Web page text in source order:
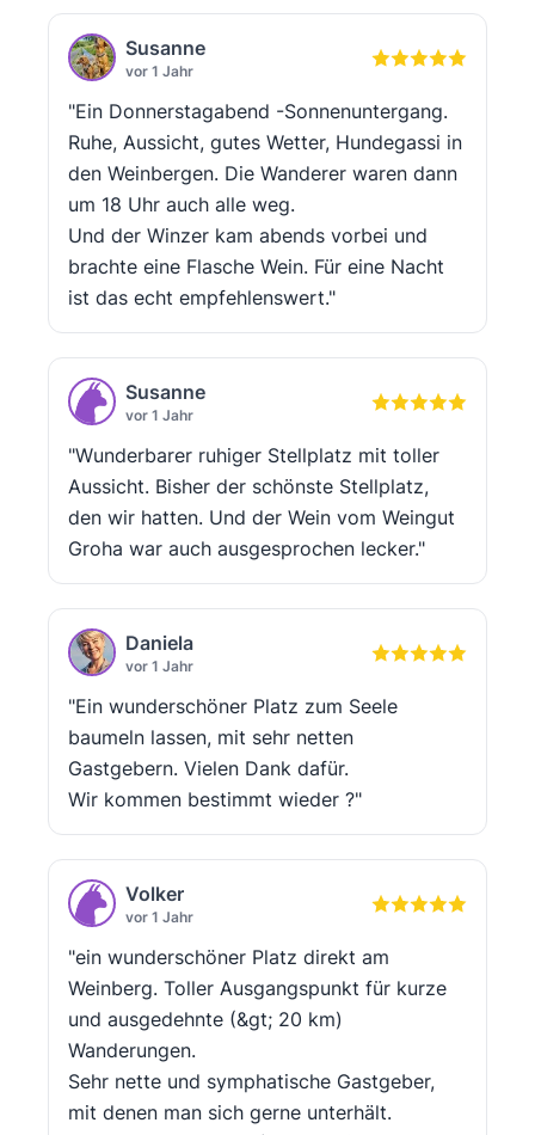
Susanne
vor 1 Jahr
"Ein Donnerstagabend -Sonnenuntergang.
Ruhe, Aussicht, gutes Wetter, Hundegassi in
den Weinbergen. Die Wanderer waren dann
um 18 Uhr auch alle weg.
Und der Winzer kam abends vorbei und
brachte eine Flasche Wein. Für eine Nacht
ist das echt empfehlenswert."
Susanne
vor 1 Jahr
"Wunderbarer ruhiger Stellplatz mit toller
Aussicht. Bisher der schönste Stellplatz,
den wir hatten. Und der Wein vom Weingut
Groha war auch ausgesprochen lecker."
Daniela
vor 1 Jahr
"Ein wunderschöner Platz zum Seele
baumeln lassen, mit sehr netten
Gastgebern. Vielen Dank dafür.
Wir kommen bestimmt wieder ?"
Volker
vor 1 Jahr
"ein wunderschöner Platz direkt am
Weinberg. Toller Ausgangspunkt für kurze
und ausgedehnte (&gt; 20 km)
Wanderungen.
Sehr nette und symphatische Gastgeber,
mit denen man sich gerne unterhält.